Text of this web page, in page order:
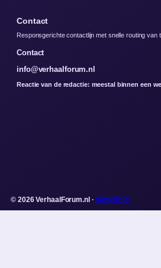
Contact
Responsgerichte contactlijn met snelle routing van
Contact
info@verhaalforum.nl
Reactie van de redactie: meestal binnen een
© 2026 VerhaalForum.nl · WorldRSS